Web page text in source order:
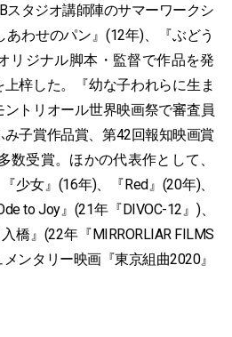
スタジオ講師陣のサマーワークシ
あわせのパン』(12年)、『ぶどう
リジナル脚本・監督で作品を発
梓した。『幼な子われらに生ま
トリオール世界映画祭で審査員
子賞作品賞、第42回報知映画賞
数受賞。ほかの代表作として、
少女』(16年)、『Red』(20年)、
to Joy』(21年『DIVOC-12』)、
橋』(22年『MIRRORLIAR FILMS
ンタリー映画『東京組曲2020』